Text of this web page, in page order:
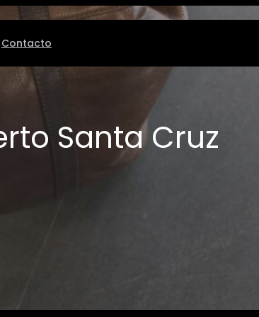
Contacto
Santa Cruz